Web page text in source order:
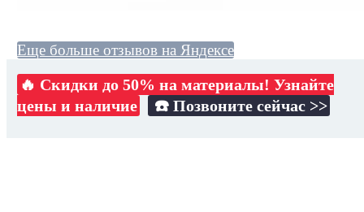
Еще больше отзывов на Яндексе
🔥 Скидки до 50% на материалы! Узнайте
цены и наличие
☎️ Позвоните сейчас >>